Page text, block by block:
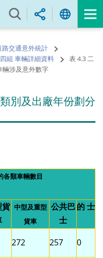
路交通意外統計
組 車輛詳細資料
表 4.3 二
輛涉及意外數字
別及出廠年份劃分
各類車輛數目
貨 中型及重型
貨車
公共巴
士
的士
272 257
0